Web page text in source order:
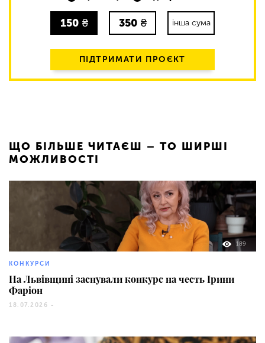
150 ₴ 350 ₴ інша сума
ПІДТРИМАТИ ПРОЄКТ
ЩО БІЛЬШЕ ЧИТАЄШ – ТО ШИРШІ
МОЖЛИВОСТІ
189
КОНКУРСИ
На Львівщині заснували конкурс на честь Ірини
Фаріон
18.07.2026 -